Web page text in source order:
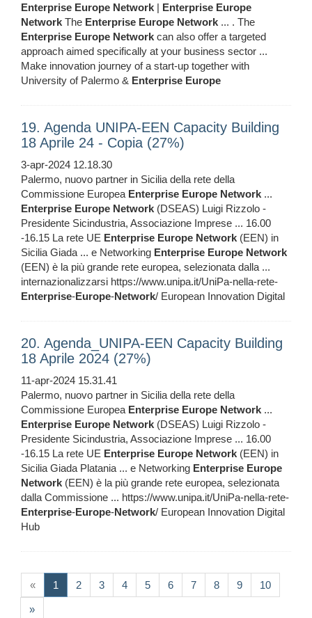
Enterprise Europe Network | Enterprise Europe
Network The Enterprise Europe Network ... . The
Enterprise Europe Network can also offer a targeted
approach aimed specifically at your business sector ...
Make innovation journey of a start-up together with
University of Palermo & Enterprise Europe
19. Agenda UNIPA-EEN Capacity Building
18 Aprile 24 - Copia (27%)
3-apr-2024 12.18.30
Palermo, nuovo partner in Sicilia della rete della
Commissione Europea Enterprise Europe Network ...
Enterprise Europe Network (DSEAS) Luigi Rizzolo -
Presidente Sicindustria, Associazione Imprese ... 16.00
-16.15 La rete UE Enterprise Europe Network (EEN) in
Sicilia Giada ... e Networking Enterprise Europe Network
(EEN) è la più grande rete europea, selezionata dalla ...
internazionalizzarsi https://www.unipa.it/UniPa-nella-rete-
Enterprise-Europe-Network/ European Innovation Digital
20. Agenda_UNIPA-EEN Capacity Building
18 Aprile 2024 (27%)
11-apr-2024 15.31.41
Palermo, nuovo partner in Sicilia della rete della
Commissione Europea Enterprise Europe Network ...
Enterprise Europe Network (DSEAS) Luigi Rizzolo -
Presidente Sicindustria, Associazione Imprese ... 16.00
-16.15 La rete UE Enterprise Europe Network (EEN) in
Sicilia Giada Platania ... e Networking Enterprise Europe
Network (EEN) è la più grande rete europea, selezionata
dalla Commissione ... https://www.unipa.it/UniPa-nella-rete-
Enterprise-Europe-Network/ European Innovation Digital
Hub
« 1 (current)
2 3 4 5 6 7 8 9 10
»